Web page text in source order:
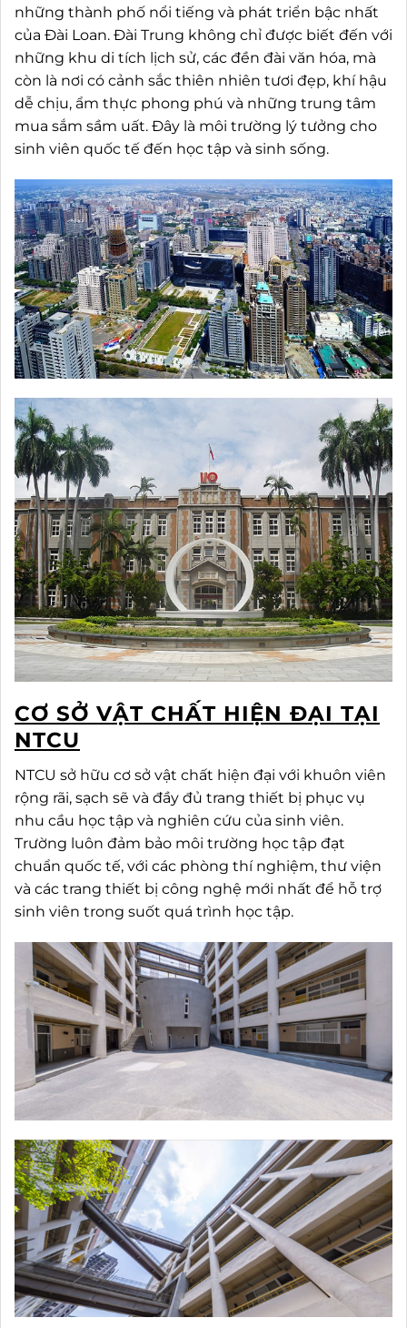
những thành phố nổi tiếng và phát triển bậc nhất
của Đài Loan. Đài Trung không chỉ được biết đến với
những khu di tích lịch sử, các đền đài văn hóa, mà
còn là nơi có cảnh sắc thiên nhiên tươi đẹp, khí hậu
dễ chịu, ẩm thực phong phú và những trung tâm
mua sắm sầm uất. Đây là môi trường lý tưởng cho
sinh viên quốc tế đến học tập và sinh sống.
CƠ SỞ VẬT CHẤT HIỆN ĐẠI TẠI
NTCU
NTCU sở hữu cơ sở vật chất hiện đại với khuôn viên
rộng rãi, sạch sẽ và đầy đủ trang thiết bị phục vụ
nhu cầu học tập và nghiên cứu của sinh viên.
Trường luôn đảm bảo môi trường học tập đạt
chuẩn quốc tế, với các phòng thí nghiệm, thư viện
và các trang thiết bị công nghệ mới nhất để hỗ trợ
sinh viên trong suốt quá trình học tập.